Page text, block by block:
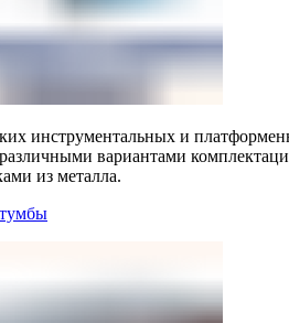
инструментальных и
вариантами
из металла.